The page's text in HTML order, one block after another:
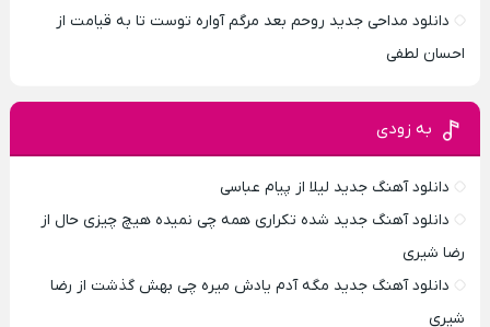
دانلود مداحی جدید روحم بعد مرگم آواره توست تا به قیامت از
احسان لطفی
به زودی
دانلود آهنگ جدید لیلا از پیام عباسی
دانلود آهنگ جدید شده تکراری همه چی نمیده هیچ چیزی حال از
رضا شیری
دانلود آهنگ جدید مگه آدم یادش میره چی بهش گذشت از رضا
شیری